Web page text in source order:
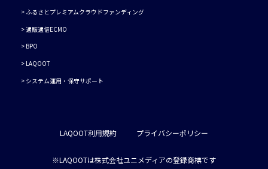
ふるさとプレミアムクラウドファンディング
通販通信ECMO
BPO
LAQOOT
システム運用・保守サポート
LAQOOT利用規約 プライバシーポリシー
※LAQOOTは株式会社ユニメディアの登録商標です